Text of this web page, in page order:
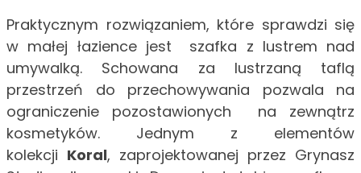
Praktycznym rozwiązaniem, które sprawdzi się
w małej łazience jest szafka z lustrem nad
umywalką. Schowana za lustrzaną taflą
przestrzeń do przechowywania pozwala na
ograniczenie pozostawionych na zewnątrz
kosmetyków. Jednym z elementów
kolekcji Koral, zaprojektowanej przez Grynasz